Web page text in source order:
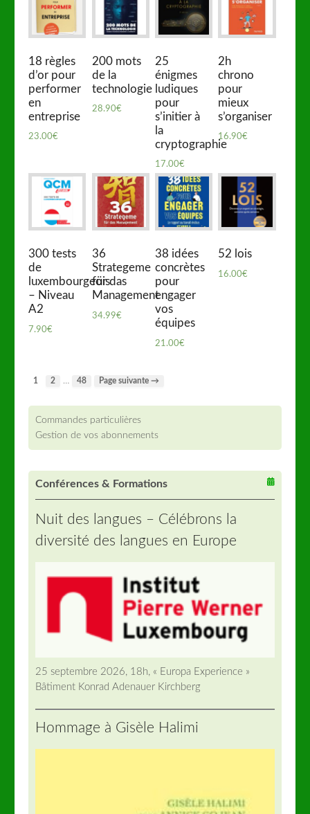
18 règles
d’or pour
performer
en
entreprise
23.00€
200 mots
de la
technologie
28.90€
25
énigmes
ludiques
pour
s’initier à
la
cryptographie
17.00€
2h
chrono
pour
mieux
s’organiser
16.90€
300 tests
de
luxembourgeois
– Niveau
A2
7.90€
36
Strategeme
für das
Management
34.99€
38 idées
concrètes
pour
engager
vos
équipes
21.00€
52 lois
16.00€
1 2 … 48 Page suivante →
Commandes particulières
Gestion de vos abonnements
Conférences & Formations
Nuit des langues – Célébrons la
diversité des langues en Europe
25 septembre 2026, 18h, « Europa Experience »
Bâtiment Konrad Adenauer Kirchberg
Hommage à Gisèle Halimi